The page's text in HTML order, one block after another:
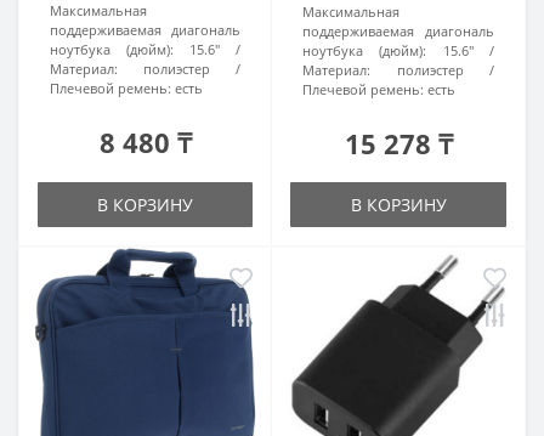
Максимальная
поддерживаемая диагональ
ноутбука (дюйм):
15.6"
Материал:
полиэстер
Плечевой ремень: есть
8 480 ₸
В КОРЗИНУ
Максимальная
поддерживаемая диагональ
ноутбука (дюйм):
15.6"
Материал:
полиэстер
Плечевой ремень: есть
15 278 ₸
В КОРЗИНУ